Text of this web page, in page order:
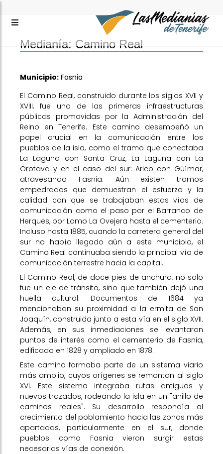
Medianía: Camino Real
Municipio: Fasnia
El Camino Real, construido durante los siglos XVII y
XVIII, fue una de las primeras infraestructuras
públicas promovidas por la Administración del
Reino en Tenerife. Este camino desempeñó un
papel crucial en la comunicación entre los
pueblos de la isla, como el tramo que conectaba
La Laguna con Santa Cruz, La Laguna con La
Orotava y en el caso del sur: Arico con Güímar,
atravesando Fasnia. Aún existen tramos
empedrados que demuestran el esfuerzo y la
calidad con que se trabajaban estas vías de
comunicación como el paso por el Barranco de
Herques, por Lomo La Ovejera hasta el cementerio.
Incluso hasta 1885, cuando la carretera general del
sur no había llegado aún a este municipio, el
Camino Real continuaba siendo la principal vía de
comunicación terrestre hacia la capital.
El Camino Real, de doce pies de anchura, no solo
fue un eje de tránsito, sino que también dejó una
huella cultural. Documentos de 1684 ya
mencionaban su proximidad a la ermita de San
Joaquín, construida junto a esta vía en el siglo XVII.
Además, en sus inmediaciones se levantaron
puntos de interés como el cementerio de Fasnia,
edificado en 1828 y ampliado en 1878.
Este camino formaba parte de un sistema viario
más amplio, cuyos orígenes se remontan al siglo
XVI. Este sistema integraba rutas antiguas y
nuevos trazados, rodeando la isla en un "anillo de
caminos reales". Su desarrollo respondía al
crecimiento del poblamiento hacia las zonas más
apartadas, particularmente en el sur, donde
pueblos como Fasnia vieron surgir estas
necesarias vías de conexión.